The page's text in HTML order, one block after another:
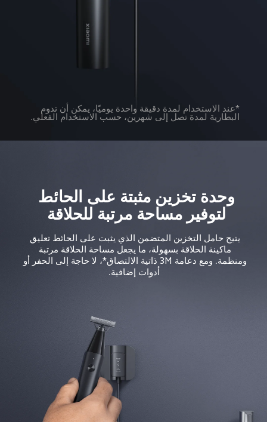
*عند الاستخدام لمدة دقيقة واحدة يوميًا، يمكن أن تدوم
البطارية لمدة تصل إلى شهرين، حسب الاستخدام الفعلي.
لتوفير مساحة مرتبة للحلاقة
يتيح حامل التخزين المتضمن الذي يثبت على الحائط تعليق
ماكينة الحلاقة بسهولة، ما يجعل مساحة الحلاقة مرتبة
ومنظمة. ومع دعامة 3M ذاتية الالتصاق*، لا حاجة إلى الحفر أو
أدوات إضافية.